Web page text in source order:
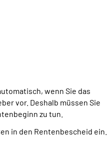
wenn Sie das
vor. Deshalb müssen Sie
zu tun.
in den Rentenbescheid